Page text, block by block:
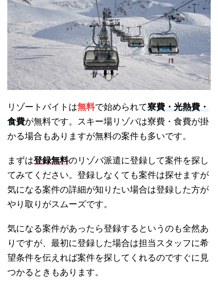
リゾートバイトは無料で始められて寮費・光熱費・
食費が無料です。スキー場リゾバは寮費・食費が掛
かる場合もありますが無料の案件も多いです。
まずは登録無料のリゾバ派遣に登録して案件を探し
てみてください。登録しなくても案件は探せますが
気になる案件の詳細が知りたい場合は登録した方が
やり取りがスムーズです。
気になる案件があったら登録するというのも全然あ
りですが、最初に登録した場合は担当スタッフに希
望条件を伝えれば案件を探してくれるのですぐに見
つかるときもあります。